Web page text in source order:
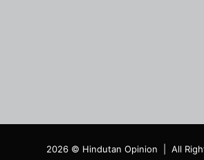
2026 © Hindutan Opinion | All